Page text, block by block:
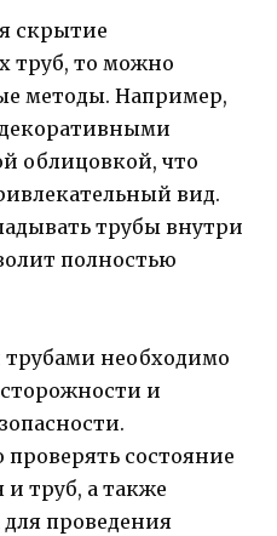
скрытие
труб, то можно
методы. Например,
облицовкой, что
вид.
трубы внутри
полностью
трубами необходимо
и
состояние
и труб, а также
проведения